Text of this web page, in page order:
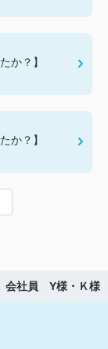
か？】
か？】
会社員 Y様・Ｋ様